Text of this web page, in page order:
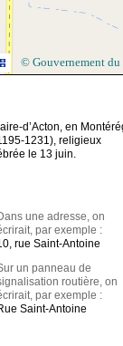
© Gouvernement du
d’Acton, en
1231), religieux
le 13 juin.
une adresse, on
par exemple :
rue Saint-Antoine
un panneau de
routière, on
par exemple :
Saint-Antoine